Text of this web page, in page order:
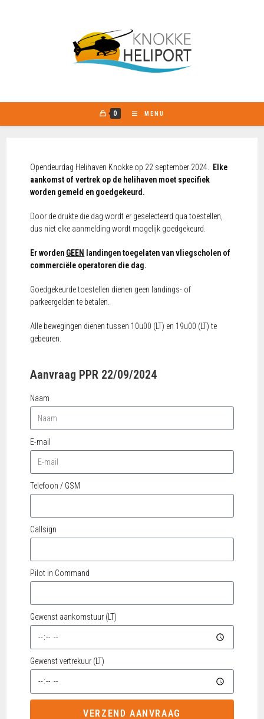
0 MENU
Opendeurdag Helihaven Knokke op 22 september 2024.
Elke
aankomst of vertrek op de helihaven moet specifiek
worden gemeld en goedgekeurd.
Door de drukte die dag wordt er geselecteerd qua toestellen,
dus niet elke aanmelding wordt mogelijk goedgekeurd.
Er worden GEEN
landingen toegelaten van vliegscholen of
commerciële operatoren die dag.
Goedgekeurde toestellen dienen geen landings- of
parkeergelden te betalen.
Alle bewegingen dienen tussen 10u00 (LT) en 19u00 (LT) te
gebeuren.
Aanvraag PPR 22/09/2024
Naam
E-mail
Telefoon / GSM
Callsign
Pilot in Command
Gewenst aankomstuur (LT)
Gewenst vertrekuur (LT)
VERZEND AANVRAAG